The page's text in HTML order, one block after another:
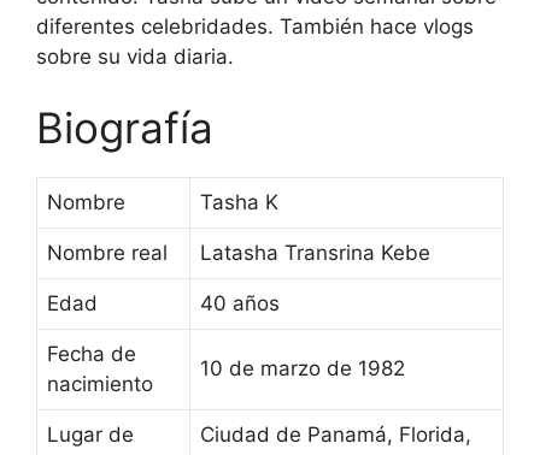
diferentes celebridades. También hace vlogs
sobre su vida diaria.
Biografía
Nombre Tasha K
Nombre real Latasha Transrina Kebe
Edad 40 años
Fecha de
nacimiento
10 de marzo de 1982
Lugar de
Ciudad de Panamá, Florida,